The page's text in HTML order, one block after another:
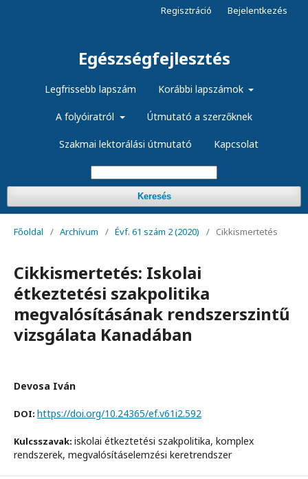
Egészségfejlesztés
Legfrissebb lapszám Korábbi lapszámok
A folyóiratról Útmutató a szerzőknek
Szakmai lektorálási útmutató Kapcsolat
Keresés
Regisztráció Bejelentkezés
Főoldal / Archívum / Évf. 61 szám 2 (2020) / Cikkismertetés
Cikkismertetés: Iskolai
étkeztetési szakpolitika
megvalósításának rendszerszintű
vizsgálata Kanadában
Devosa Iván
DOI: https://doi.org/10.24365/ef.v61i2.592
Kulcsszavak: iskolai étkeztetési szakpolitika, komplex
rendszerek, megvalósításelemzési keretrendszer